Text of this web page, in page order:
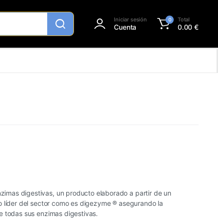
Iniciar sesión
Cuenta
0 Total
0.00€
digestivas, un producto elaborado a partir de un
líder del sector como es digezyme ® asegurando la
todas sus enzimas digestivas.